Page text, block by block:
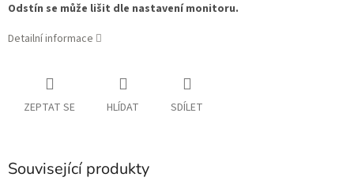
Odstín se může lišit dle nastavení monitoru.
Detailní informace
ZEPTAT SE HLÍDAT SDÍLET
Související produkty